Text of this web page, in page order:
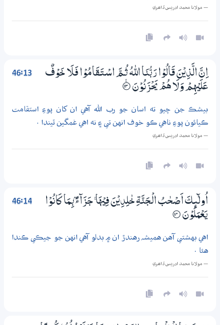
— مولانا محمد ادريس ڏاھري
46:13
اِنَّ الَّذِيْنَ قَالُوْا رَبُّنَا اللّٰهُ ثُـمَّ اسْـتَـقَامُوْا فَلَا خَوْفٌ
عَلَيْهِمْ وَلَا هُمْ يَحْزَنُوْنَ ؀ۚ13
بيشڪ جن چيو ته اسان جو رب الله آهي ان کان پوءِ استقامت
ڪيائون پوءِ ناهي ڪو خوف انهن تي ۽ نه اهي غمگين ٿيندا .
— مولانا محمد ادريس ڏاھري
46:14
اُولٰۗىِٕكَ اَصْـحٰبُ الْـجَنَّةِ خٰلِدِيْنَ فِيْهَا ۚ جَزَاۗءًۢ بِـمَا كَانُوْا
يَعْمَلُوْنَ ؀14
اهي بهشتي آهن هميشہ رهندڙ ان ۾ بدلو آهي انهن جو جيڪي ڪندا
هئا .
— مولانا محمد ادريس ڏاھري